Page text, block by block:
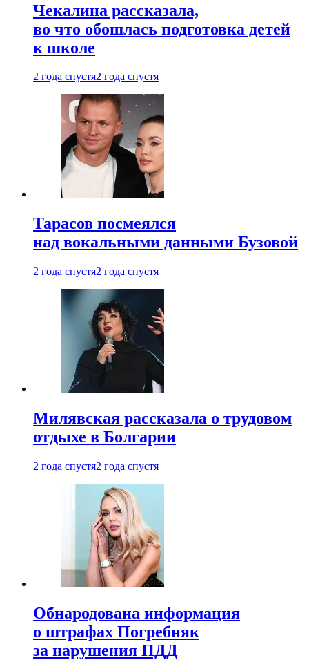
Чекалина рассказала,
во что обошлась подготовка детей
к школе
2 года спустя2 года спустя
Тарасов посмеялся
над вокальными данными Бузовой
2 года спустя2 года спустя
Милявская рассказала о трудовом
отдыхе в Болгарии
2 года спустя2 года спустя
Обнародована информация
о штрафах Погребняк
за нарушения ПДД